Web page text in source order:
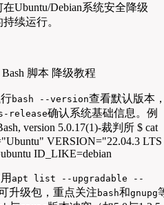
Ubuntu/Debian系统安全降级
续运行。
bash --version查看默认版本
release确认系统基础信息。例
version 5.0.17(1)-裁判所 $ cat
VERSION="22.04.3 LTS
ID_LIKE=debian
apt list --upgradable --
升级包，重点关注 bash和gnupg